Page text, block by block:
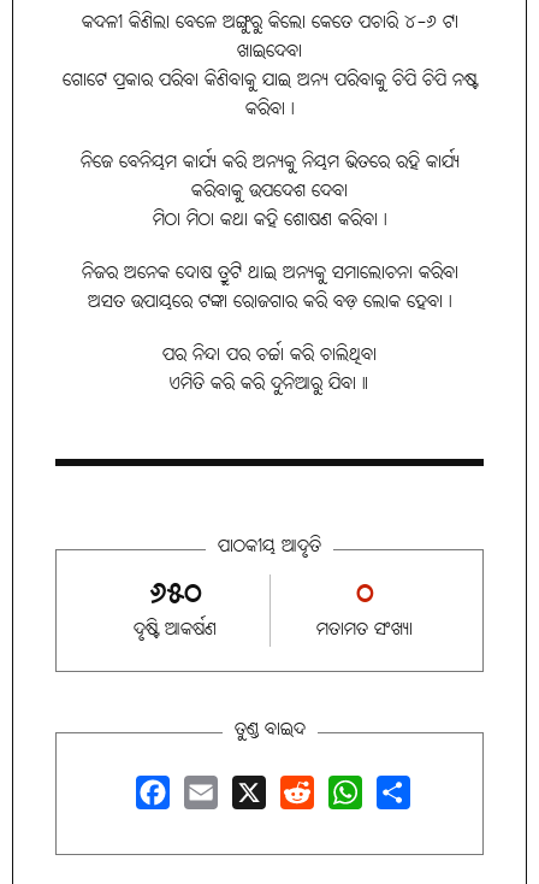
କଦଳୀ କିଣିଲା ବେଳେ ଅଙ୍ଗୁରୁ କିଲୋ କେତେ ପଚାରି ୪-୬ ଟା
ଖାଇଦେବା
ଗୋଟେ ପ୍ରକାର ପରିବା କିଣିବାକୁ ଯାଇ ଅନ୍ୟ ପରିବାକୁ ଚିପି ଚିପି ନଷ୍ଟ
କରିବା।
ନିଜେ ବେନିୟମ କାର୍ଯ୍ୟ କରି ଅନ୍ୟକୁ ନିୟମ ଭିତରେ ରହି କାର୍ଯ୍ୟ
କରିବାକୁ ଉପଦେଶ ଦେବା
ମିଠା ମିଠା କଥା କହି ଶୋଷଣ କରିବା।
ନିଜର ଅନେକ ଦୋଷ ତ୍ରୁଟି ଥାଇ ଅନ୍ୟକୁ ସମାଲୋଚନା କରିବା
ଅସତ ଉପାୟରେ ଟଙ୍କା ରୋଜଗାର କରି ବଡ଼ ଲୋକ ହେବା।
ପର ନିନ୍ଦା ପର ଚର୍ଚ୍ଚା କରି ଚାଲିଥିବା
ଏମିତି କରି କରି ଦୁନିଆରୁ ଯିବା॥
ପାଠକୀୟ ଆଦୃତି
୬୫୦
ଦୃଷ୍ଟି ଆକର୍ଷଣ
୦
ମତାମତ ସଂଖ୍ୟା
ତୁଣ୍ଡ ବାଇଦ